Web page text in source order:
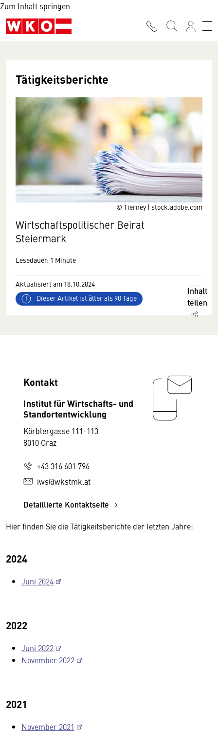
Zum Inhalt springen
© Tierney | stock.adobe.com
Tätigkeitsberichte
Wirtschaftspolitischer Beirat
Steiermark
Lesedauer: 1 Minute
Aktualisiert am 18.10.2024
Dieser Artikel ist älter als 90 Tage
Inhalt
teilen
Kontakt
Institut für Wirtschafts- und
Standortentwicklung
Körblergasse 111-113
8010 Graz
+43 316 601 796
iws@wkstmk.at
Detaillierte Kontaktseite
Hier finden Sie die Tätigkeitsberichte der letzten Jahre:
2024
Juni 2024
2022
Juni 2022
November 2022
2021
November 2021